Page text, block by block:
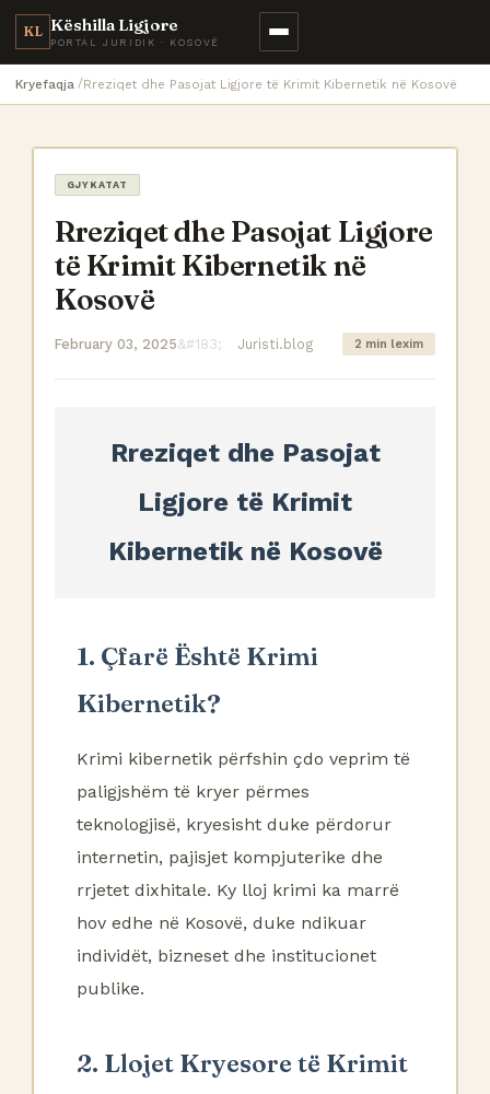
KL Këshilla Ligjore
PORTAL JURIDIK · KOSOVË
Kryefaqja Rreziqet dhe Pasojat Ligjore të Krimit Kibernetik në Kosovë
GJYKATAT
Rreziqet dhe Pasojat Ligjore
të Krimit Kibernetik në
Kosovë
February 03, 2025 Juristi.blog 2 min lexim
Rreziqet dhe Pasojat
Ligjore të Krimit
Kibernetik në Kosovë
1. Çfarë Është Krimi
Kibernetik?
Krimi kibernetik përfshin çdo veprim të
paligjshëm të kryer përmes
teknologjisë, kryesisht duke përdorur
internetin, pajisjet kompjuterike dhe
rrjetet dixhitale. Ky lloj krimi ka marrë
hov edhe në Kosovë, duke ndikuar
individët, bizneset dhe institucionet
publike.
2. Llojet Kryesore të Krimit